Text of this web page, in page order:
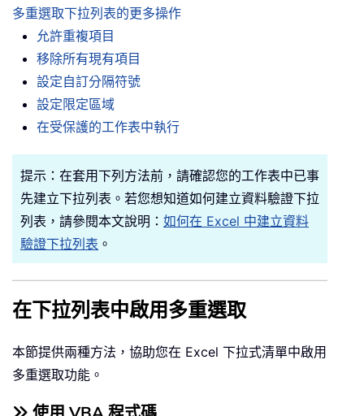
多重選取下拉列表的更多操作
允許重複項目
移除所有現有項目
設定自訂分隔符號
設定限定區域
在受保護的工作表中執行
提示：在套用下列方法前，請確認您的工作表中已事
先建立下拉列表。若您想知道如何建立資料驗證下拉
列表，請參閱本文說明： 如何在 Excel 中建立資料
驗證下拉列表 。
在下拉列表中啟用多重選取
本節提供兩種方法，協助您在 Excel 下拉式清單中啟用
多重選取功能。